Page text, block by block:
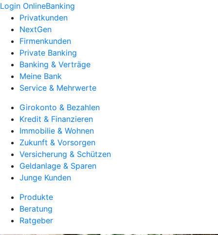
Login OnlineBanking
Privatkunden
NextGen
Firmenkunden
Private Banking
Banking & Verträge
Meine Bank
Service & Mehrwerte
Girokonto & Bezahlen
Kredit & Finanzieren
Immobilie & Wohnen
Zukunft & Vorsorgen
Versicherung & Schützen
Geldanlage & Sparen
Junge Kunden
Produkte
Beratung
Ratgeber